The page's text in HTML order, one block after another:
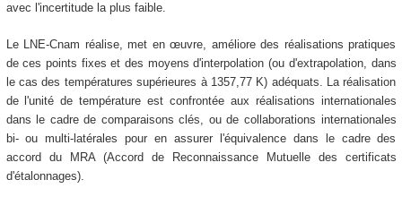
avec l'incertitude la plus faible.
Le LNE-Cnam réalise, met en œuvre, améliore des réalisations pratiques
de ces points fixes et des moyens d'interpolation (ou d'extrapolation, dans
le cas des températures supérieures à 1357,77 K) adéquats. La réalisation
de l'unité de température est confrontée aux réalisations internationales
dans le cadre de comparaisons clés, ou de collaborations internationales
bi- ou multi-latérales pour en assurer l'équivalence dans le cadre des
accord du MRA (Accord de Reconnaissance Mutuelle des certificats
d'étalonnages).